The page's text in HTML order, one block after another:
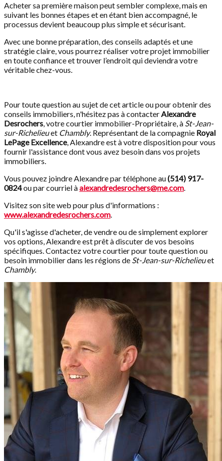
Acheter sa première maison peut sembler complexe, mais en
suivant les bonnes étapes et en étant bien accompagné, le
processus devient beaucoup plus simple et sécurisant.
Avec une bonne préparation, des conseils adaptés et une
stratégie claire, vous pourrez réaliser votre projet immobilier
en toute confiance et trouver l’endroit qui deviendra votre
véritable chez-vous.
Pour toute question au sujet de cet article ou pour obtenir des
conseils immobiliers, n'hésitez pas à contacterAlexandre
Desrochers, votre courtier immobilier-Propriétaire, à St-Jean-
sur-Richelieuet Chambly. Représentant de la compagnie Royal
LePage Excellence, Alexandre est à votre disposition pour vous
fournir l'assistance dont vous avez besoin dans vos projets
immobiliers.
Vous pouvez joindre Alexandre par téléphone au(514) 917-
0824ou par courriel àalexandredesrochers@me.com.
Visitez son site web pour plus d'informations :
www.alexandredesrochers.com.
Qu'il s'agisse d'acheter, de vendre ou de simplement explorer
vos options, Alexandre est prêt à discuter de vos besoins
spécifiques. Contactez votre courtier pour toute question ou
besoin immobilier dans les régions de St-Jean-sur-Richelieuet
Chambly.